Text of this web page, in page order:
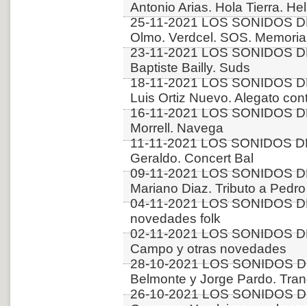
Antonio Arias. Hola Tierra.
25-11-2021 LOS SONIDOS
Olmo. Verdcel. SOS.
23-11-2021 LOS SONIDOS
Baptiste Bailly. Suds
18-11-2021 LOS SONIDOS
Luis Ortiz Nuevo. Alegato
16-11-2021 LOS SONIDOS
Morrell. Navega
11-11-2021 LOS SONIDOS
Geraldo. Concert Bal
09-11-2021 LOS SONIDOS
Mariano Diaz. Tributo a
04-11-2021 LOS SONIDOS
novedades folk
02-11-2021 LOS SONIDOS
Campo y otras novedades
28-10-2021 LOS SONIDOS
Belmonte y Jorge Pardo.
26-10-2021 LOS SONIDOS